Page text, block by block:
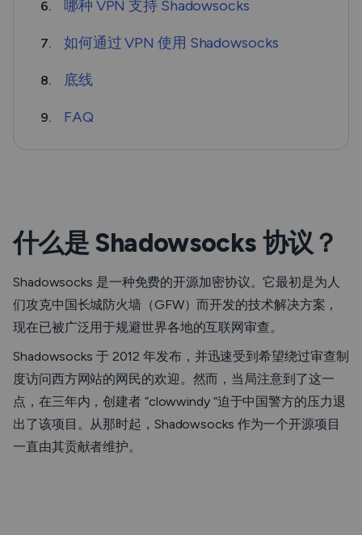
6. 哪种 VPN 支持 Shadowsocks
7. 如何通过 VPN 使用 Shadowsocks
8. 底线
9. FAQ
什么是 Shadowsocks 协议？
Shadowsocks 是一种免费的开源加密协议。它最初是为人
们攻克中国长城防火墙（GFW）而开发的技术解决方案，
现在已被广泛用于规避世界各地的互联网审查。
Shadowsocks 于 2012 年发布，并迅速受到希望绕过审查制
度访问西方网站的网民的欢迎。然而，当局注意到了这一
点，在三年内，创建者 “clowwindy “迫于中国警方的压力退
出了该项目。从那时起，Shadowsocks 作为一个开源项目
一直由其贡献者维护。